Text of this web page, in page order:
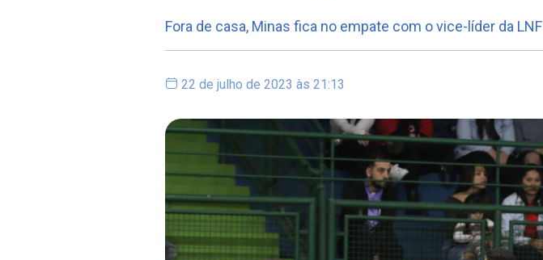
Fora de casa, Minas fica no empate com o vice-líder da LNF
22 de julho de 2023 às 21:13